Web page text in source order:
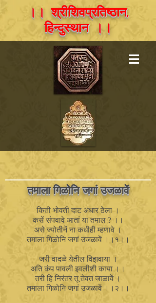
।। श्रीशिवप्रतिष्ठान,
हिन्दुस्थान ।।
तमाला गिळोनि जगां उजळावें
किती भोवती दाट अंधार ठेला ।
कसें संपवावे आतां या तमाल ? ।।
असे ज्योतीनें ना कधीही म्हणावे ।
तमाला गिळोनि जगां उजळावें ।।१।।
जरी वादळे येतील विझवाया ।
अति कंप पावली इवलीशी काया ।।
तरी हि निरंतर तू तेवत जाळावें ।
तमाला गिळोनि जगां उजळावें ।।२।।